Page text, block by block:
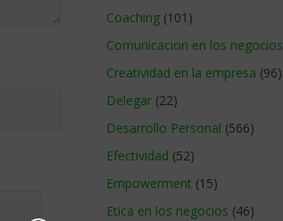
Coaching (101)
Comunicacion en los negocios
Creatividad en la empresa (96)
Delegar (22)
Desarrollo Personal (566)
Efectividad (52)
Empowerment (15)
Etica en los negocios (46)